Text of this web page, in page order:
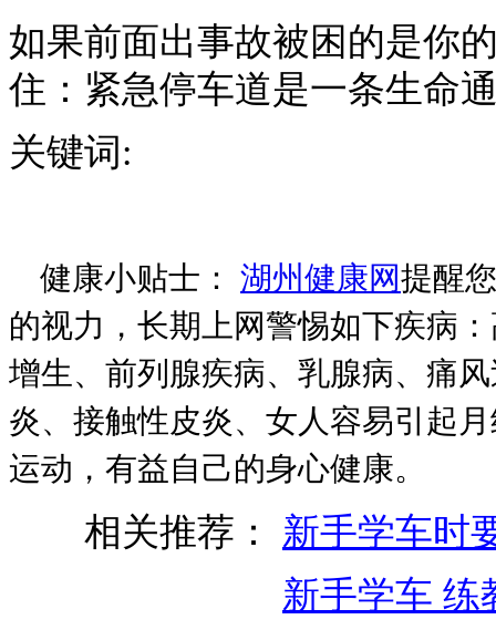
如果前面出事故被困的是你
住：紧急停车道是一条生命
关键词:
健康小贴士： 湖州健康网提醒
的视力，长期上网警惕如下疾病
增生、前列腺疾病、乳腺病、痛
炎、接触性皮炎、女人容易引起
运动，有益自己的身心健康。
相关推荐： 新手学车时
新手学车 练